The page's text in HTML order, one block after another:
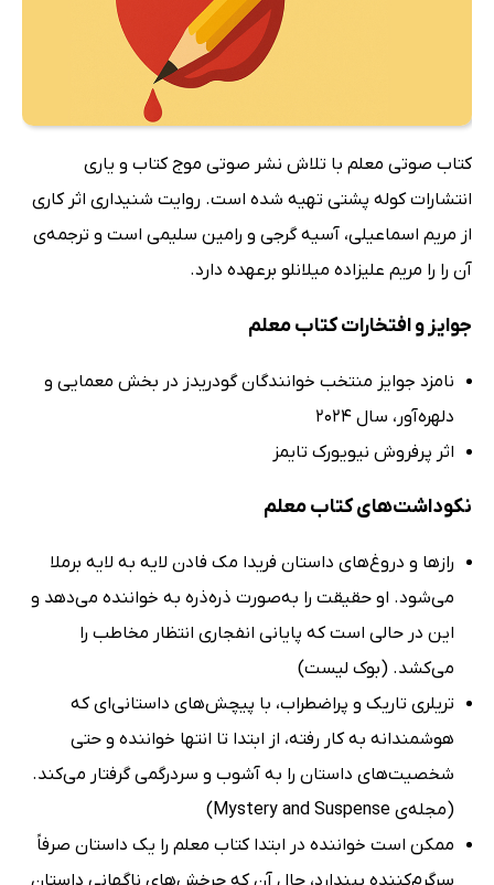
کتاب صوتی معلم با تلاش نشر صوتی موج کتاب و یاری
انتشارات کوله پشتی تهیه شده است. روایت شنیداری اثر کاری
از مریم اسماعیلی، آسیه گرجی و رامین سلیمی است و ترجمه‌ی
آن را را مریم علیزاده میلانلو برعهده دارد.
جوایز و افتخارات کتاب معلم
نامزد جوایز منتخب خوانندگان گودریدز در بخش معمایی و
دلهره‌آور، سال 2024
اثر پرفروش نیویورک تایمز
نکوداشت‌های کتاب معلم
رازها و دروغ‌های داستان فریدا مک فادن لایه به لایه برملا
می‌شود. او حقیقت را به‌صورت ذره‌ذره به خواننده می‌دهد و
این در حالی است که پایانی انفجاری انتظار مخاطب را
می‌کشد. (بوک لیست)
تریلری تاریک و پراضطراب، با پیچش‌های داستانی‌ای که
هوشمندانه به کار رفته، از ابتدا تا انتها خواننده و حتی
شخصیت‌های داستان را به آشوب و سردرگمی گرفتار می‌کند.
(مجله‌ی Mystery and Suspense)
ممکن است خواننده در ابتدا کتاب معلم را یک داستان صرفاً